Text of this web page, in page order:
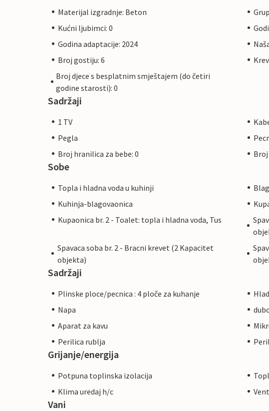
Materijal izgradnje: Beton
Kućni ljubimci: 0
Godina adaptacije: 2024
Broj gostiju: 6
Broj djece s besplatnim smještajem (do četiri
godine starosti): 0
Sadržaji
1 TV
Pegla
Broj hranilica za bebe: 0
Sobe
Topla i hladna voda u kuhinji
Kuhinja-blagovaonica
Kupaonica br. 2 - Toalet: topla i hladna voda, Tus
Spavaca soba br. 2 - Bracni krevet (2 Kapacitet
objekta)
Sadržaji
Plinske ploce/pecnica : 4 ploče za kuhanje
Napa
Aparat za kavu
Perilica rublja
Grijanje/energija
Potpuna toplinska izolacija
Klima uredaj h/c
Vani